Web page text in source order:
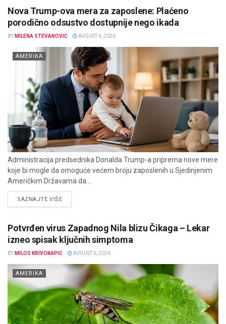
Nova Trump-ova mera za zaposlene: Plaćeno
porodično odsustvo dostupnije nego ikada
BY MILENA STEVANOVIĆ AVGUST 6, 2026
AMERIKA
Administracija predsednika Donalda Trump-a priprema nove mere
koje bi mogle da omoguće većem broju zaposlenih u Sjedinjenim
Američkim Državama da...
SAZNAJTE VIŠEDETAILS
Potvrđen virus Zapadnog Nila blizu Čikaga – Lekar
izneo spisak ključnih simptoma
BY MILOS KRIVOKAPIĆ AVGUST 6, 2026
AMERIKA